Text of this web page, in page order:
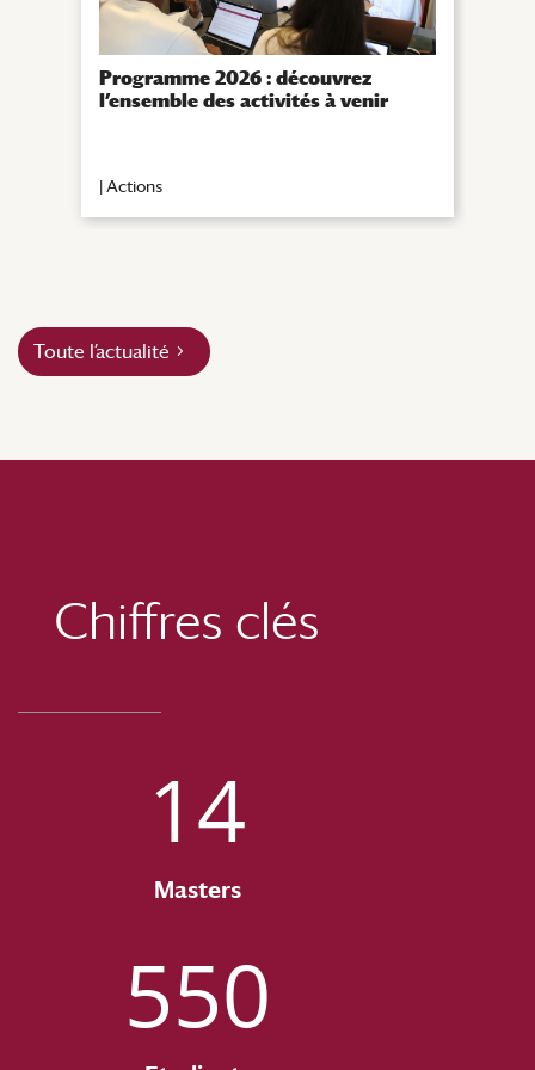
Programme 2026 : découvrez
l’ensemble des activités à venir
| Actions
Toute l’actualité
Chiffres clés
14
Masters
550